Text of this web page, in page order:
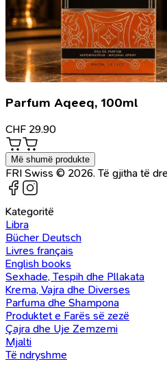
Parfum Aqeeq, 100ml
CHF 29.90
Më shumë produkte
FRI Swiss © 2026. Të gjitha të
Kategoritë
Libra
Bücher Deutsch
Livres français
English books
Sexhade, Tespih dhe Pllakata
Krema, Vajra dhe Diverses
Parfuma dhe Shampona
Produktet e Farës së zezë
Çajra dhe Uje Zemzemi
Mjalti
Të ndryshme